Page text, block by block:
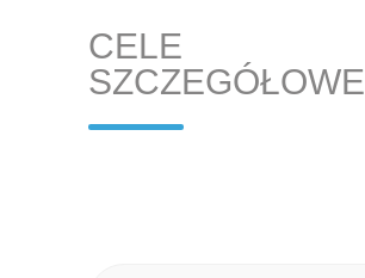
CELE
SZCZEGÓŁOWE